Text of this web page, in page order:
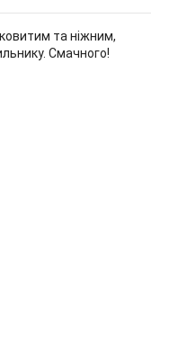
та ніжним,
Смачного!